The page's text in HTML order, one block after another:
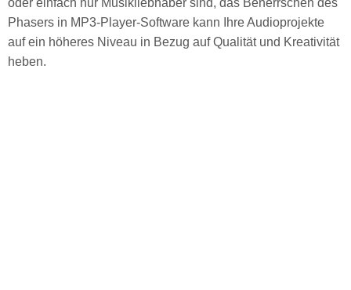
oder einfach nur Musikliebhaber sind, das Beherrschen des
Phasers in MP3-Player-Software kann Ihre Audioprojekte
auf ein höheres Niveau in Bezug auf Qualität und Kreativität
heben.